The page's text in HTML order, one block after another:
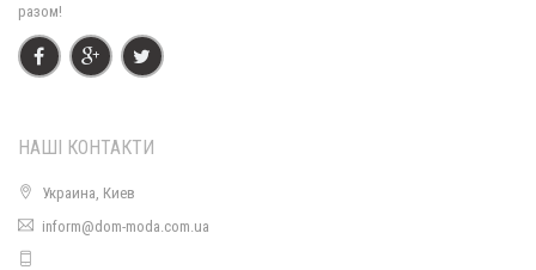
Модна жіноча куртка пальто букле
разом!
НАШІ КОНТАКТИ
Украина, Киев
inform@dom-moda.com.ua